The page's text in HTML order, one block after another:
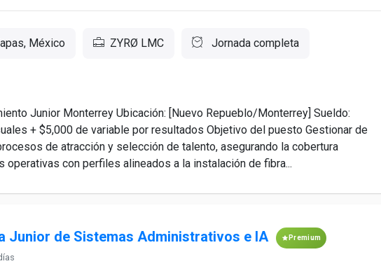
México ZYRØ LMC Jornada completa
Junior Monterrey Ubicación: [Nuevo Repueblo/Monterrey] Sueldo:
+ $5,000 de variable por resultados Objetivo del puesto Gestionar de
de atracción y selección de talento, asegurando la cobertura
operativas con perfiles alineados a la instalación de fibra...
Junior de Sistemas Administrativos e IA Premium